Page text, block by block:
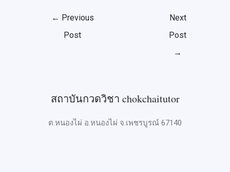
← Previous
Post
Next
Post
→
สถาบันกวดวิชา chokchaitutor
ต.หนองไผ่ อ.หนองไผ่ จ.เพชรบูรณ์ 67140